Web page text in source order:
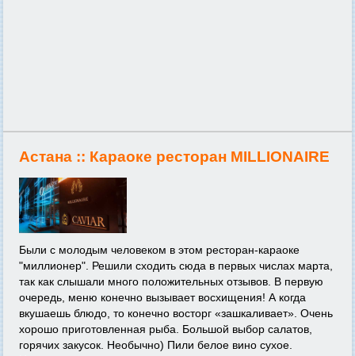
Астана :: Караоке ресторан MILLIONAIRE
Были с молодым человеком в этом ресторан-караоке
"миллионер". Решили сходить сюда в первых числах марта,
так как слышали много положительных отзывов. В первую
очередь, меню конечно вызывает восхищения! А когда
вкушаешь блюдо, то конечно восторг «зашкаливает». Очень
хорошо приготовленная рыба. Большой выбор салатов,
горячих закусок. Необычно) Пили белое вино сухое.